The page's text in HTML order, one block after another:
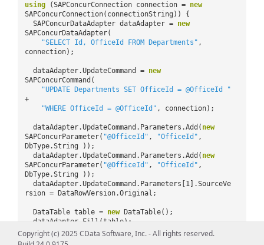
using (SAPConcurConnection connection = new
SAPConcurConnection(connectionString)) {
SAPConcurDataAdapter dataAdapter = new
SAPConcurDataAdapter(
"SELECT Id, OfficeId FROM Departments" ,
connection);
dataAdapter.UpdateCommand = new
SAPConcurCommand(
"UPDATE Departments SET OfficeId = @OfficeId "
+
"WHERE OfficeId = @OfficeId" , connection);
dataAdapter.UpdateCommand.Parameters.Add( new
SAPConcurParameter( "@OfficeId" , "OfficeId" ,
DbType.String ));
dataAdapter.UpdateCommand.Parameters.Add( new
SAPConcurParameter( "@OfficeId" , "OfficeId" ,
DbType.String ));
dataAdapter.UpdateCommand.Parameters[1].SourceVe
rsion = DataRowVersion.Original;
DataTable table = new
DataTable();
dataAdapter.Fill(table);
DataRow firstrow = table.Rows[0];
Copyright (c) 2025 CData Software, Inc. - All rights reserved.